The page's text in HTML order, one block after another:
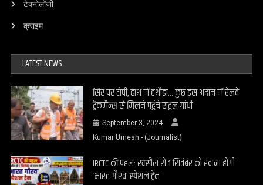
टेक्नोलॉजी
क्राइम
LATEST NEWS
सिर पर टोपी, हाथ में हथौड़ा… कुछ इस अंदाज में रेलवे
ट्रैकमैन्स से मिलने पहुंचे राहुल गांधी
September 3, 2024
Kumar Umesh - (Journalist)
IRCTC की पहल: रक्सौल से 1 सितंबर को रवाना होगी
‘भारत गौरव’ स्पेशल ट्रेन